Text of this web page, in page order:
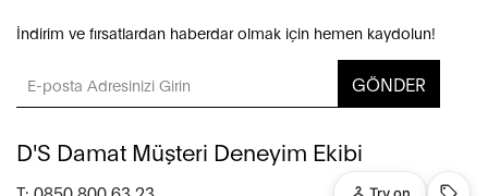
İndirim ve fırsatlardan haberdar olmak için hemen kaydolun!
GÖNDER
D'S Damat Müşteri Deneyim Ekibi